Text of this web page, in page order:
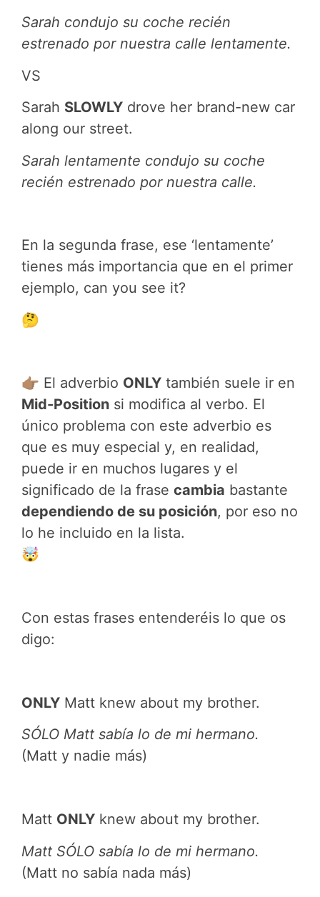
Sarah condujo su coche recién
estrenado por nuestra calle lentamente.
VS
Sarah SLOWLY drove her brand-new car
along our street.
Sarah lentamente condujo su coche
recién estrenado por nuestra calle.
En la segunda frase, ese ‘lentamente’
tienes más importancia que en el primer
ejemplo, can you see it?
🤔
👉🏽 El adverbio ONLY también suele ir en
Mid-Position si modifica al verbo. El
único problema con este adverbio es
que es muy especial y, en realidad,
puede ir en muchos lugares y el
significado de la frase cambia bastante
dependiendo de su posición, por eso no
lo he incluido en la lista.
🤯
Con estas frases entenderéis lo que os
digo:
ONLY Matt knew about my brother.
SÓLO Matt sabía lo de mi hermano.
(Matt y nadie más)
Matt ONLY knew about my brother.
Matt SÓLO sabía lo de mi hermano.
(Matt no sabía nada más)